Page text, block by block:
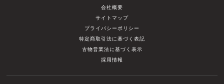
会社概要
サイトマップ
プライバシーポリシー
特定商取引法に基づく表記
古物営業法に基づく表示
採用情報